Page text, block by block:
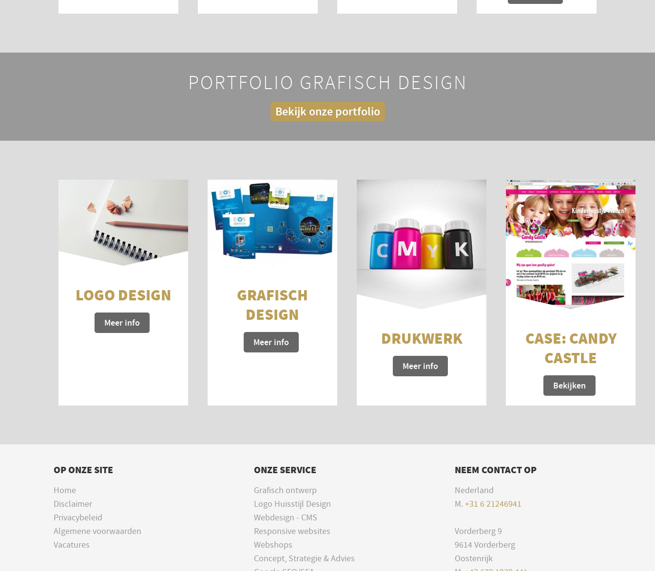
PORTFOLIO GRAFISCH DESIGN
Bekijk onze portfolio
LOGO DESIGN
Meer info
GRAFISCH
DESIGN
Meer info DRUKWERK
Meer info
CASE: CANDY
CASTLE
Bekijken
OP ONZE SITE
Home
Disclaimer
Privacybeleid
Algemene voorwaarden
Vacatures
ONZE SERVICE
Grafisch ontwerp
Logo Huisstijl Design
Webdesign - CMS
Responsive websites
Webshops
Concept, Strategie & Advies
NEEM CONTACT OP
Nederland
M. +31 6 21246941
Vorderberg 9
9614 Vorderberg
Oostenrijk